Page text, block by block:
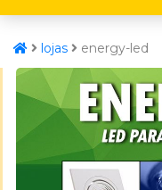
lojas energy-led